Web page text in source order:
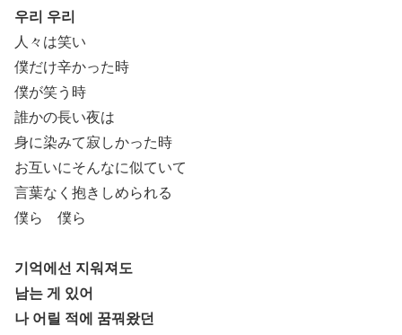
우리 우리
人々は笑い
僕だけ辛かった時
僕が笑う時
誰かの長い夜は
身に染みて寂しかった時
お互いにそんなに似ていて
言葉なく抱きしめられる
僕ら 僕ら
기억에선 지워져도
남는 게 있어
나 어릴 적에 꿈꿔왔던